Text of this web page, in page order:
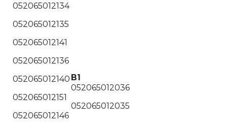
052065012134
052065012135
052065012141
052065012136
052065012140
052065012151
052065012146
B1
052065012036
052065012035